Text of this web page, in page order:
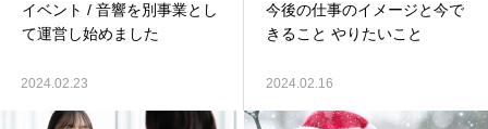
イベント / 音響を別事業とし
て運営し始めました
2024.02.23
今後の仕事のイメージと今で
きること やりたいこと
2024.02.16